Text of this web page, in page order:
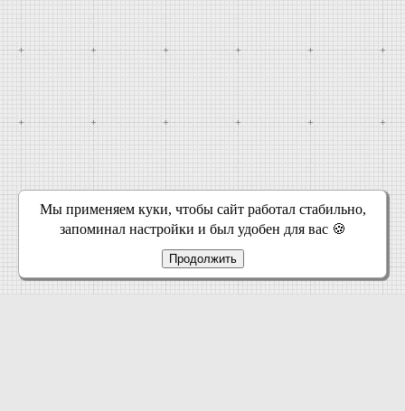
Мы применяем куки, чтобы сайт работал стабильно,
запоминал настройки и был удобен для вас 🍪
Продолжить